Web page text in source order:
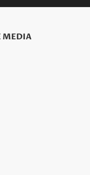
MEDIA